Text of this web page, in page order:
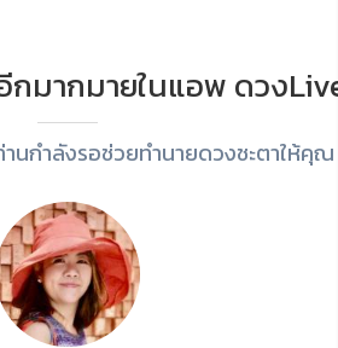
มากมายในแอพ ดวง
นกำลังรอช่วยทำนายดวงชะตาให้คุณ